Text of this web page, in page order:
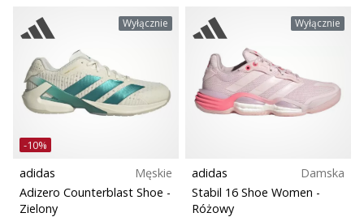
Wyłącznie
-10%
adidas
Męskie
Adizero Counterblast Shoe -
Zielony
Wyłącznie
adidas
Damska
Stabil 16 Shoe Women -
Różowy